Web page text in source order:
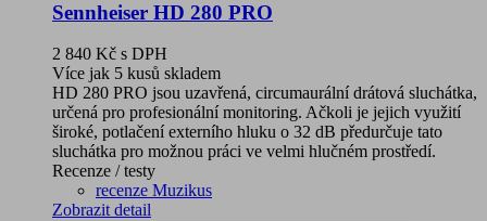
Sennheiser HD 280 PRO
2 840 Kč s DPH
Více jak 5 kusů skladem
HD 280 PRO jsou uzavřená, circumaurální drátová sluchátka,
určená pro profesionální monitoring. Ačkoli je jejich využití
široké, potlačení externího hluku o 32 dB předurčuje tato
sluchátka pro možnou práci ve velmi hlučném prostředí.
Recenze / testy
recenze Muzikus
Zobrazit detail